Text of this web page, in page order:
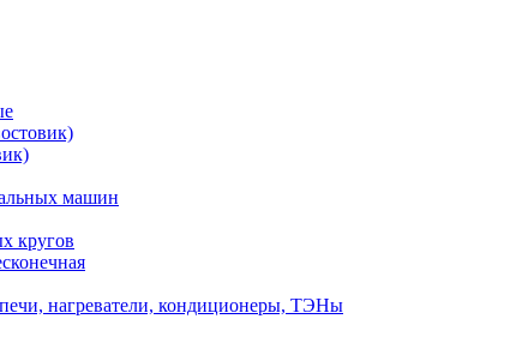
машин
кругов
нагреватели, кондиционеры, ТЭНы